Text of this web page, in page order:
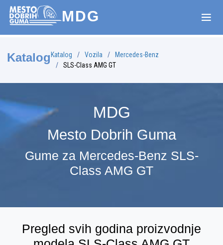
MDG
Katalog Katalog Vozila
Mercedes-Benz
SLS-Class AMG GT
MDG
Mesto Dobrih Guma
Gume za Mercedes-Benz SLS-
Class AMG GT
Pregled svih godina proizvodnje